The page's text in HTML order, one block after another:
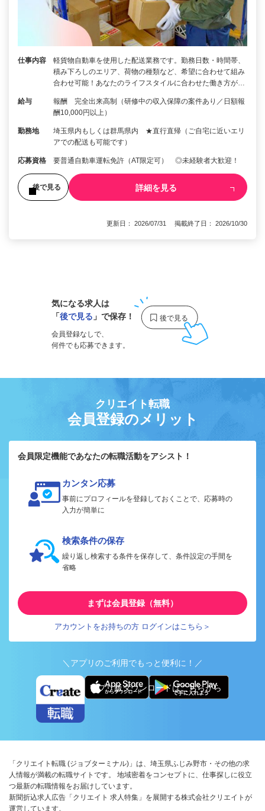
仕事内容
軽貨物自動車を使用した配送業務です。勤務日数・時間帯、
積み下ろしのエリア、荷物の種類など、希望に合わせて組み
合わせ可能！あなたのライフスタイルに合わせた働き方が…
給与
報酬 完全出来高制（研修中の収入保障の案件あり／日額報
酬10,000円以上）
勤務地
埼玉県内もしくは群馬県内 ★直行直帰（ご自宅に近いエリ
アでの配送も可能です）
応募資格 要普通自動車運転免許（AT限定可） ◎未経験者大歓迎！
後で見る 詳細を見る
更新日： 2026/07/31 掲載終了日： 2026/10/30
気になる求人は
「後で見る 」で保存！
会員登録なしで、
何件でも応募できます。
クリエイト転職
会員登録のメリット
会員限定機能であなたの転職活動をアシスト！
カンタン応募
事前にプロフィールを登録しておくことで、応募時の
入力が簡単に
検索条件の保存
繰り返し検索する条件を保存して、条件設定の手間を
省略
まずは会員登録（無料）
アカウントをお持ちの方 ログインはこちら＞
＼アプリのご利用でもっと便利に！／
アプリ版ダウンロードはこちらから
「クリエイト転職 (ジョブターミナル)」は、埼玉県ふじみ野市・その他の求
人情報が満載の転職サイトです。 地域密着をコンセプトに、仕事探しに役立
つ最新の転職情報をお届けしています。
新聞折込求人広告「クリエイト 求人特集」を展開する株式会社クリエイトが
運営しています。